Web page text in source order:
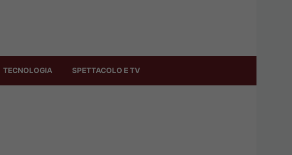
TECNOLOGIA SPETTACOLO E TV